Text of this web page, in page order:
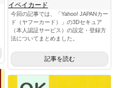
イペイカード
今回の記事では、「Yahoo! JAPANカー
ド（ヤフーカード）」の3Dセキュア
（本人認証サービス）の設定・登録方
法についてまとめました。
記事を読む